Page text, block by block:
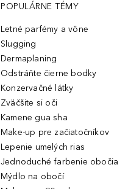
POPULÁRNE TÉMY
Letné parfémy a vône
Slugging
Dermaplaning
Odstráňte čierne bodky
Konzervačné látky
Zväčšite si oči
Kamene gua sha
Make-up pre začiatočníkov
Lepenie umelých rias
Jednoduché farbenie obočia
Mýdlo na obočí